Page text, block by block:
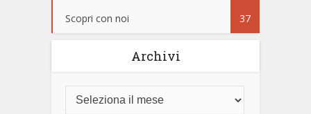
Scopri con noi 37
Archivi